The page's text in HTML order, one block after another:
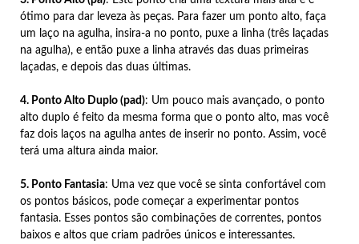
ótimo para dar leveza às peças. Para fazer um ponto alto, faça
um laço na agulha, insira-a no ponto, puxe a linha (três laçadas
na agulha), e então puxe a linha através das duas primeiras
laçadas, e depois das duas últimas.
4. Ponto Alto Duplo (pad): Um pouco mais avançado, o ponto
alto duplo é feito da mesma forma que o ponto alto, mas você
faz dois laços na agulha antes de inserir no ponto. Assim, você
terá uma altura ainda maior.
5. Ponto Fantasia: Uma vez que você se sinta confortável com
os pontos básicos, pode começar a experimentar pontos
fantasia. Esses pontos são combinações de correntes, pontos
baixos e altos que criam padrões únicos e interessantes.